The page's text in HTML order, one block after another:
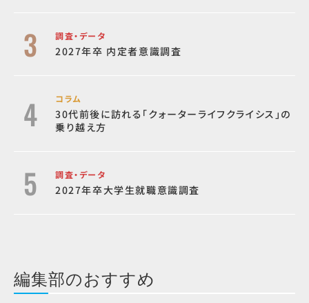
調査・データ
2027年卒 内定者意識調査
コラム
30代前後に訪れる「クォーターライフクライシス」の
乗り越え方
調査・データ
2027年卒大学生就職意識調査
編集部のおすすめ